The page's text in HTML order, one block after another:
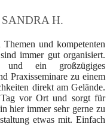
H.
und kompetenten
immer gut organisiert.
und ein großzügiges
Praxisseminare zu einem
direkt am Gelände.
vor Ort und sorgt für
hier immer sehr gerne zu
etwas mit. Einfach